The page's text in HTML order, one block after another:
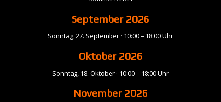
September2026
Sonntag, 27. September · 10:00 – 18:00 Uhr
Oktober 2026
Sonntag, 18. Oktober · 10:00 – 18:00 Uhr
November2026